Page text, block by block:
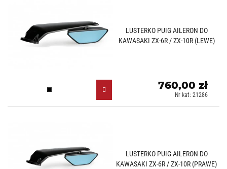
LUSTERKO PUIG AILERON DO
KAWASAKI ZX-6R / ZX-10R (LEWE)
Czarny (N)
760,00 zł
Nr kat: 21286
LUSTERKO PUIG AILERON DO
KAWASAKI ZX-6R / ZX-10R (PRAWE)